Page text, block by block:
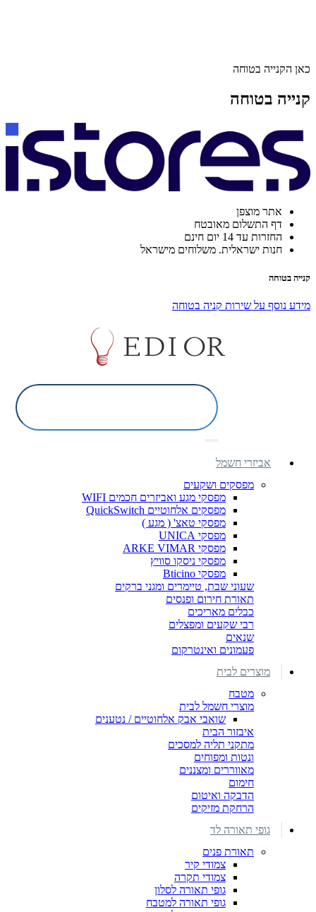
כאן הקנייה בטוחה
קנייה בטוחה
אתר מוצפן
דף התשלום מאובטח
החזרות עד 14 יום חינם
חנות ישראלית. משלוחים מישראל
קנייה בטוחה
מידע נוסף על שירות קניה בטוחה
אביזרי חשמל
מפסקים ושקעים
מפסקי מגע ואביזרים חכמים WIFI
מפסקים אלחוטיים QuickSwitch
מפסקי טאצ' ( מגע )
מפסקי UNICA
מפסקי ARKE VIMAR
מפסקי ניסקו סוויץ
מפסקי Bticino
שעוני שבת, טיימרים ומגני ברקים
תאורת חירום ופנסים
כבלים מאריכים
רבי שקעים ומפצלים
שנאים
פעמונים ואינטרקום
מוצרים לבית
מטבח
מוצרי חשמל לבית
שואבי אבק אלחוטיים / נטענים
איבזור הבית
מתקני תליה למסכים
ונטות ומפוחים
מאווררים ומצננים
חימום
הדבקה ואיטום
הרחקת מזיקים
גופי תאורה לד
תאורת פנים
צמודי קיר
צמודי תקרה
גופי תאורה לסלון
גופי תאורה למטבח